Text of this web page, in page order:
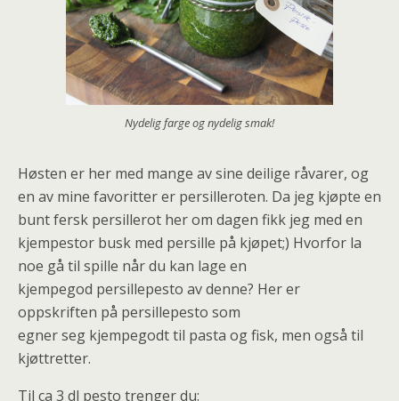
Nydelig farge og nydelig smak!
Høsten er her med mange av sine deilige råvarer, og
en av mine favoritter er persilleroten. Da jeg kjøpte en
bunt fersk persillerot her om dagen fikk jeg med en
kjempestor busk med persille på kjøpet;) Hvorfor la
noe gå til spille når du kan lage en
kjempegod persillepesto av denne? Her er
oppskriften på persillepesto som
egner seg kjempegodt til pasta og fisk, men også til
kjøttretter.
Til ca 3 dl pesto trenger du: